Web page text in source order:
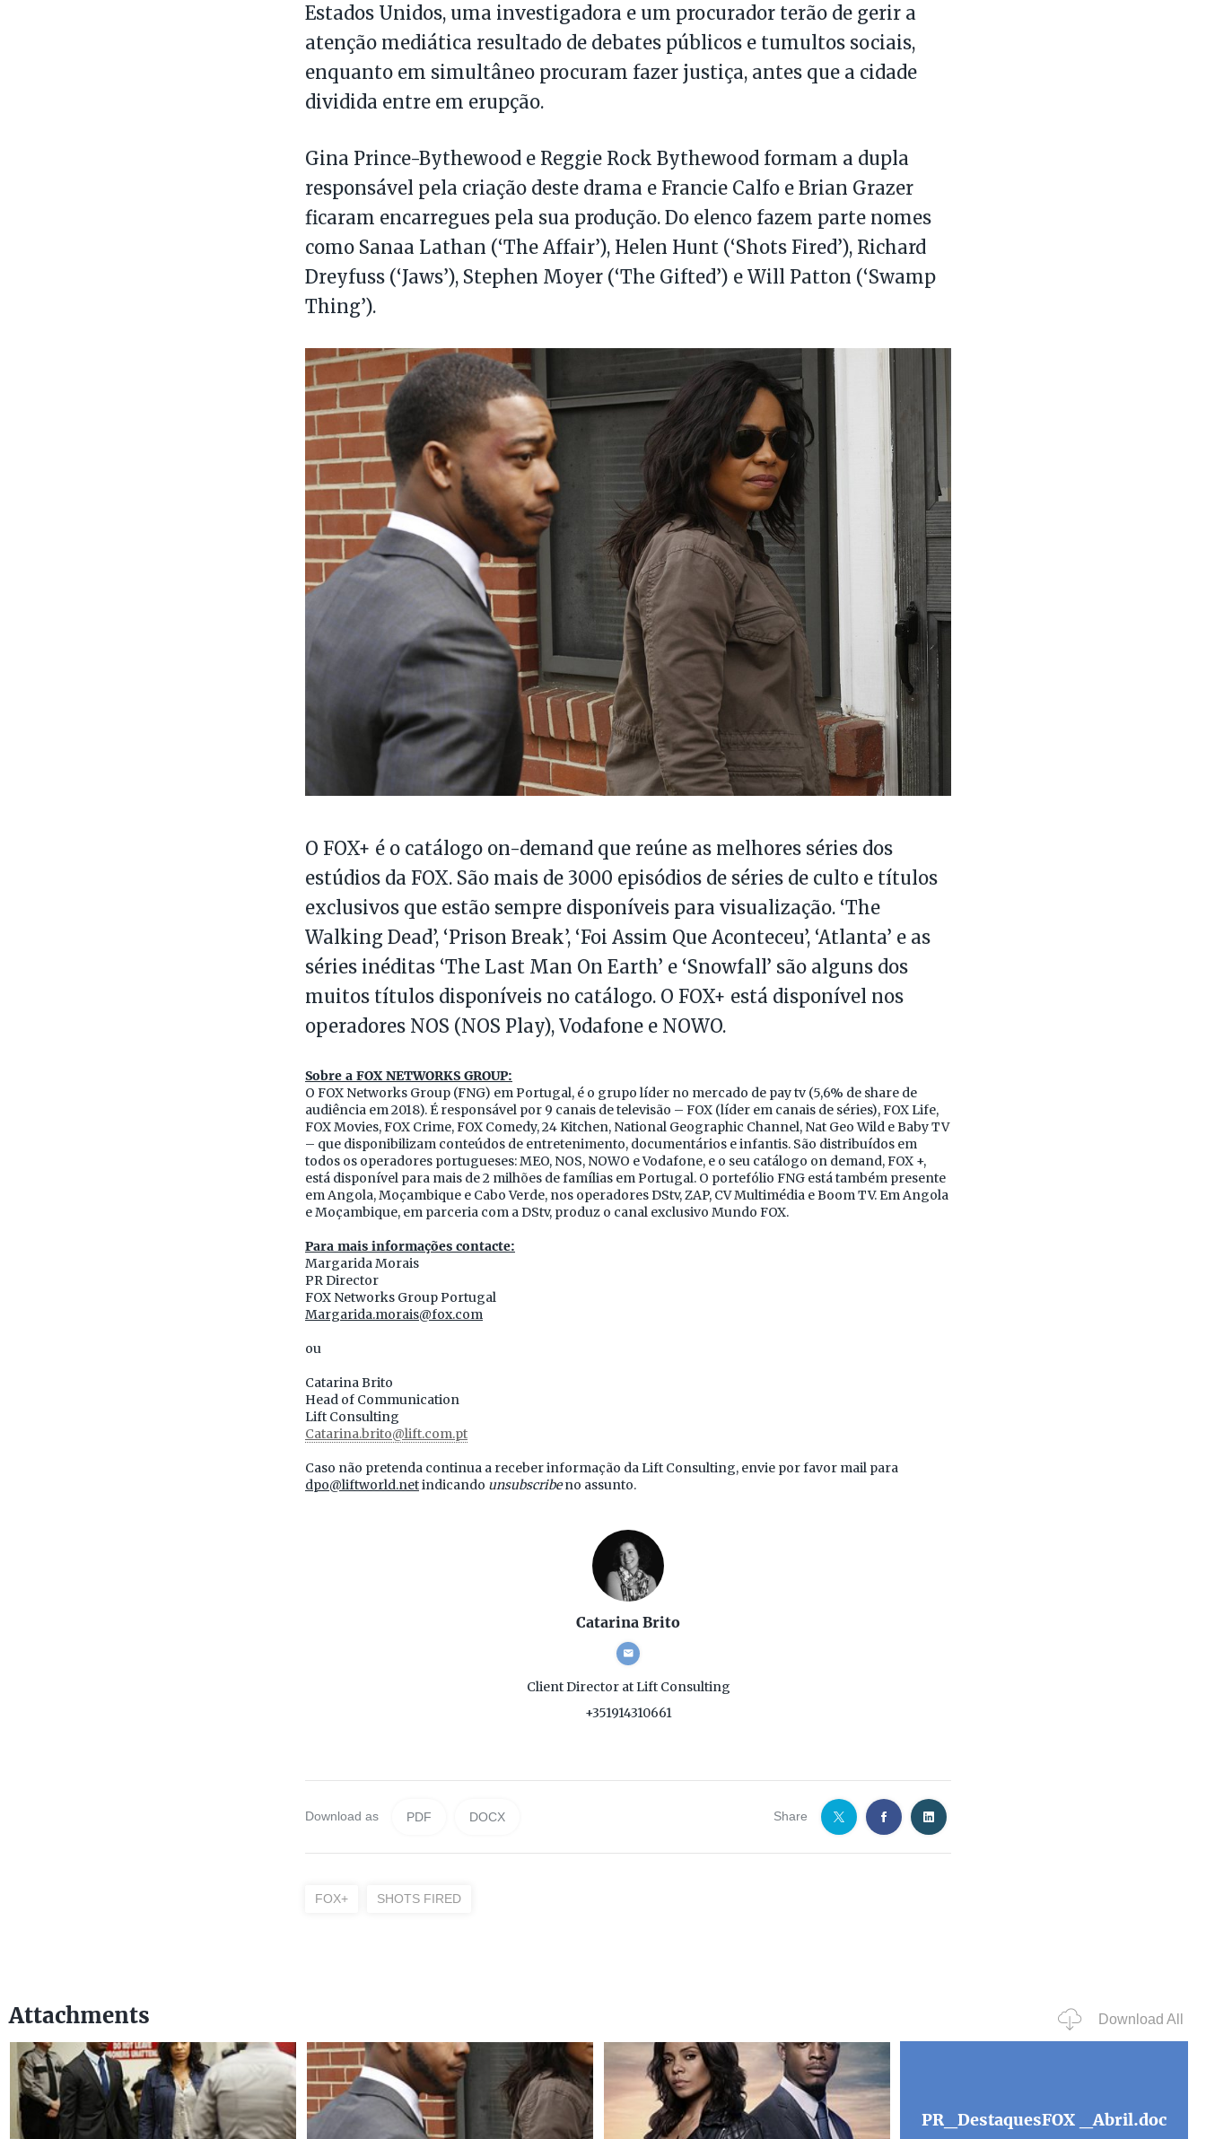
Estados Unidos, uma investigadora e um procurador terão de gerir a
atenção mediática resultado de debates públicos e tumultos sociais,
enquanto em simultâneo procuram fazer justiça, antes que a cidade
dividida entre em erupção.
Gina Prince-Bythewood e Reggie Rock Bythewood formam a dupla
responsável pela criação deste drama e Francie Calfo e Brian Grazer
ficaram encarregues pela sua produção. Do elenco fazem parte nomes
como Sanaa Lathan (‘The Affair’), Helen Hunt (‘Shots Fired’), Richard
Dreyfuss (‘Jaws’), Stephen Moyer (‘The Gifted’) e Will Patton (‘Swamp
Thing’).
O FOX+ é o catálogo on-demand que reúne as melhores séries dos
estúdios da FOX. São mais de 3000 episódios de séries de culto e títulos
exclusivos que estão sempre disponíveis para visualização. ‘The
Walking Dead’, ‘Prison Break’, ‘Foi Assim Que Aconteceu’, ‘Atlanta’ e as
séries inéditas ‘The Last Man On Earth’ e ‘Snowfall’ são alguns dos
muitos títulos disponíveis no catálogo. O FOX+ está disponível nos
operadores NOS (NOS Play), Vodafone e NOWO.
Sobre a FOX NETWORKS GROUP:
O FOX Networks Group (FNG) em Portugal, é o grupo líder no mercado de pay tv (5,6% de share de
audiência em 2018). É responsável por 9 canais de televisão – FOX (líder em canais de séries), FOX Life,
FOX Movies, FOX Crime, FOX Comedy, 24 Kitchen, National Geographic Channel, Nat Geo Wild e Baby TV
– que disponibilizam conteúdos de entretenimento, documentários e infantis. São distribuídos em
todos os operadores portugueses: MEO, NOS, NOWO e Vodafone, e o seu catálogo on demand, FOX +,
está disponível para mais de 2 milhões de famílias em Portugal. O portefólio FNG está também presente
em Angola, Moçambique e Cabo Verde, nos operadores DStv, ZAP, CV Multimédia e Boom TV. Em Angola
e Moçambique, em parceria com a DStv, produz o canal exclusivo Mundo FOX.
Para mais informações contacte:
Margarida Morais
PR Director
FOX Networks Group Portugal
Margarida.morais@fox.com
ou
Catarina Brito
Head of Communication
Lift Consulting
Catarina.brito@lift.com.pt
Caso não pretenda continua a receber informação da Lift Consulting, envie por favor mail para
dpo@liftworld.netindicando unsubscribeno assunto.
Catarina Brito
Client Directorat Lift Consulting
+351914310661
Download as PDF DOCX Share
FOX+ SHOTS FIRED
Attachments Download All
PR_DestaquesFOX _Abril.doc